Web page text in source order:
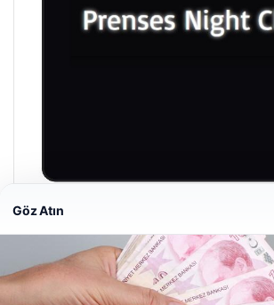
Prenses Night Club
Göz Atın